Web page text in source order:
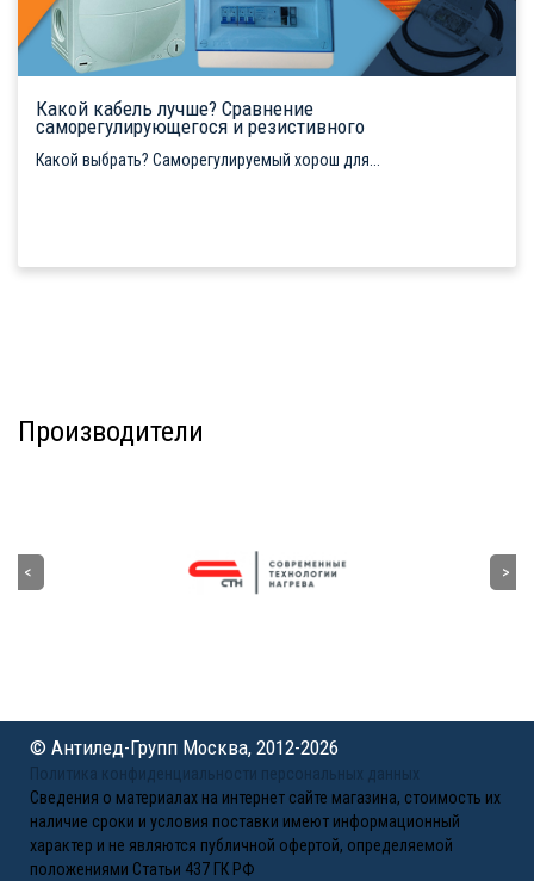
Какой кабель лучше? Сравнение
саморегулирующегося и резистивного
Какой выбрать? Саморегулируемый хорош для...
Производители
© Антилед-Групп Москва, 2012-2026
Политика конфиденциальности персональных данных
Сведения о материалах на интернет сайте магазина, стоимость их
наличие сроки и условия поставки имеют информационный
характер и не являются публичной офертой, определяемой
положениями Статьи 437 ГК РФ